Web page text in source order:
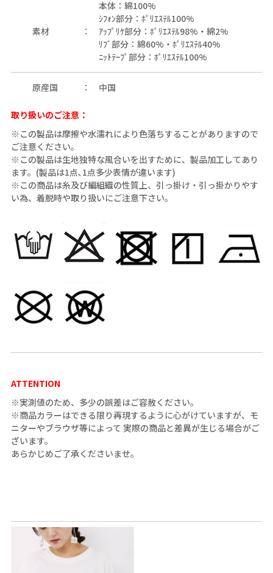
素材
本体：綿100%
ｼﾌｫﾝ部分：ﾎﾟﾘｴｽﾃﾙ100%
ｱｯﾌﾟﾘｹ部分：ﾎﾟﾘｴｽﾃﾙ98%・綿2%
ﾘﾌﾞ部分：綿60%・ﾎﾟﾘｴｽﾃﾙ40%
ﾆｯﾄﾃｰﾌﾟ部分：ﾎﾟﾘｴｽﾃﾙ100%
原産国 中国
取り扱いのご注意：
※この製品は摩擦や水濡れにより色落ちすることがありますので
ご注意ください。
※この製品は生地独特な風合いを出すために、製品加工してあり
ます。(製品は1点､1点多少表情が違います)
※この商品は糸及び編組織の性質上、引っ掛け・引っ掛かりやす
い為、着脱時や取り扱いにご注意下さい。
ATTENTION
※実測値のため、多少の誤差はご容赦ください。
※商品カラーはできる限り再現するように心がけていますが、モ
ニターやブラウザ等によって 実際の商品と差異が生じる場合がご
ざいます。
あらかじめご了承くださいませ。